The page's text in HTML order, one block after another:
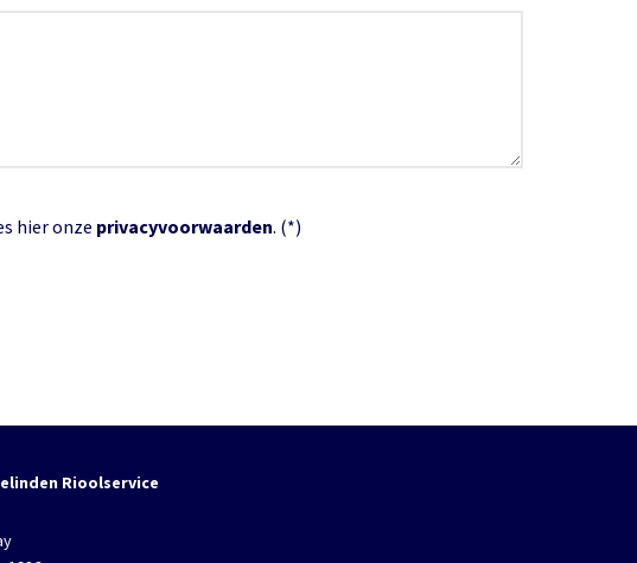
hier onze privacyvoorwaarden. (*)
Rioolservice